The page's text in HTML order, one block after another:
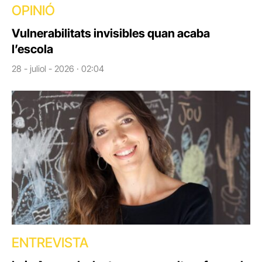
OPINIÓ
Vulnerabilitats invisibles quan acaba
l’escola
28 - juliol - 2026 · 02:04
ENTREVISTA